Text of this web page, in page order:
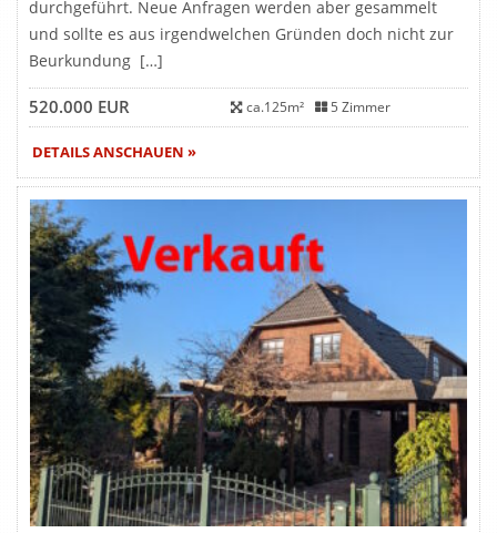
durchgeführt. Neue Anfragen werden aber gesammelt
und sollte es aus irgendwelchen Gründen doch nicht zur
Beurkundung […]
520.000 EUR ca.125m² 5 Zimmer
DETAILS ANSCHAUEN »